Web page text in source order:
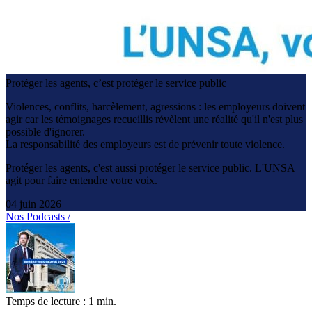
Protéger les agents, c’est protéger le service public
Violences, conflits, harcèlement, agressions : les employeurs doivent
agir car les témoignages recueillis révèlent une réalité qu'il n'est plus
possible d'ignorer.
La responsabilité des employeurs est de prévenir toute violence.
Protéger les agents, c'est aussi protéger le service public. L'UNSA
agit pour faire entendre votre voix.
04 juin 2026
Nos Podcasts /
Temps de lecture : 1 min.